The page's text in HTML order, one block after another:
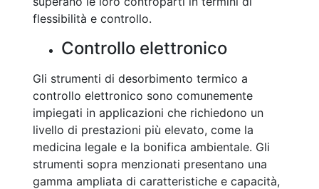
flessibilità e controllo.
Controllo elettronico
Gli strumenti di desorbimento termico a
controllo elettronico sono comunemente
impiegati in applicazioni che richiedono un
livello di prestazioni più elevato, come la
medicina legale e la bonifica ambientale. Gli
strumenti sopra menzionati presentano una
gamma ampliata di caratteristiche e capacità,